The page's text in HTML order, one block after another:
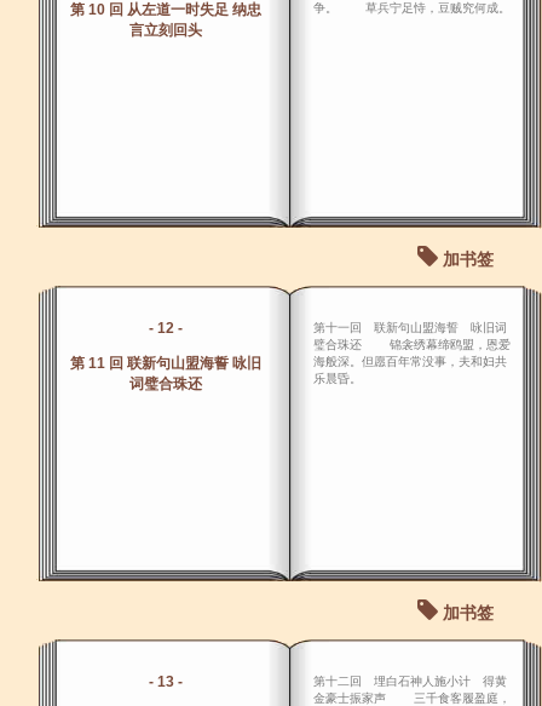
第 10 回 从左道一时失足 纳忠
言立刻回头
争。 草兵宁足恃，豆贼究何成。
加书签
- 12 -
第 11 回 联新句山盟海誓 咏旧
词璧合珠还
第十一回 联新句山盟海誓 咏旧词
璧合珠还 锦衾绣幕缔鸥盟，恩爱
海般深。但愿百年常没事，夫和妇共
乐晨昏。
加书签
- 13 -
第十二回 埋白石神人施小计 得黄
金豪士振家声 三千食客履盈庭，